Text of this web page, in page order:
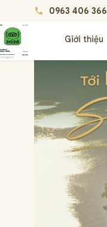
phone 0963 406 366
Giới thiệu